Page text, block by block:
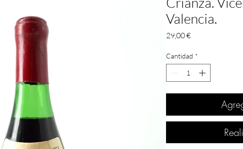
Valencia.
29,00 €Precio
Cantidad *